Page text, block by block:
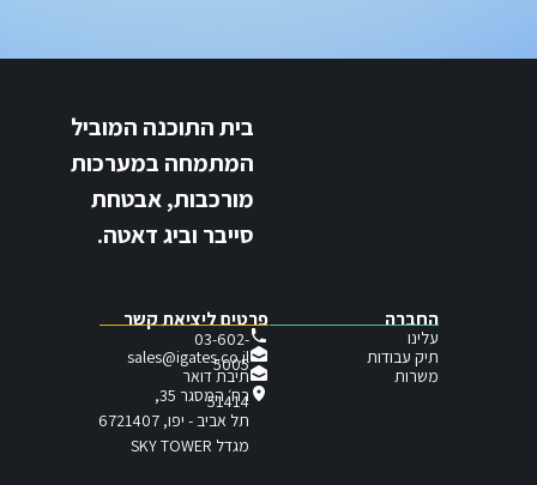
בית התוכנה המוביל
המתמחה במערכות
מורכבות, אבטחת
סייבר וביג דאטה.
פרטים ליציאת קשר
03-602-
5005
sales@igates.co.il
תיבת דואר
51414
רח׳ המסגר 35,
תל אביב - יפו, 6721407
מגדל SKY TOWER
החברה
עלינו
תיק עבודות
משרות